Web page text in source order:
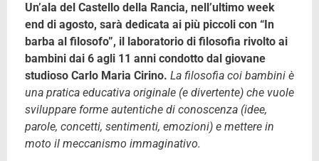
Un’ala del Castello della Rancia, nell’ultimo week
end di agosto, sarà dedicata ai più piccoli con “In
barba al filosofo”, il laboratorio di filosofia rivolto ai
bambini dai 6 agli 11 anni condotto dal giovane
studioso Carlo Maria Cirino. La filosofia coi bambini è
una pratica educativa originale (e divertente) che vuole
sviluppare forme autentiche di conoscenza (idee,
parole, concetti, sentimenti, emozioni) e mettere in
moto il meccanismo immaginativo.